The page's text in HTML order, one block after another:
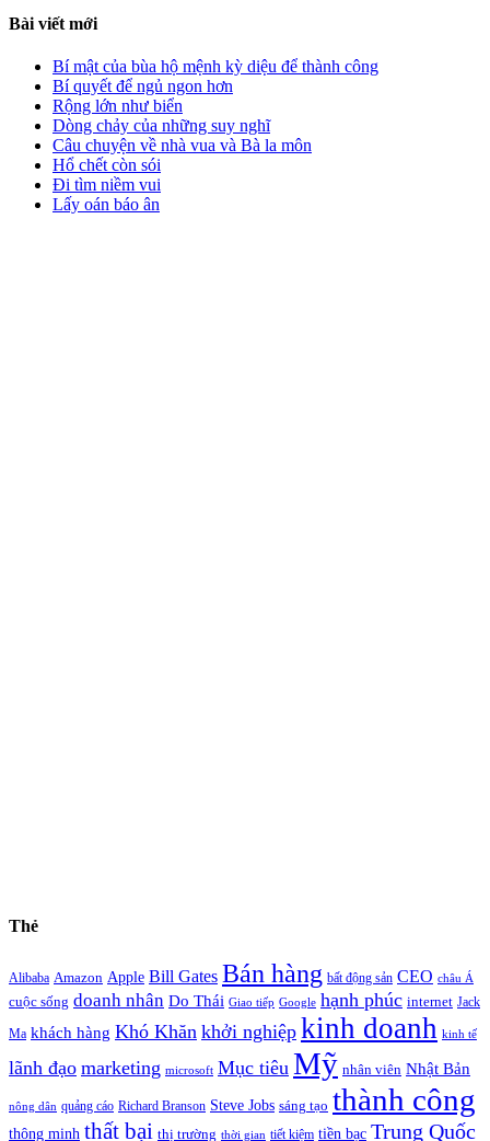
Bài viết mới
Bí mật của bùa hộ mệnh kỳ diệu để thành công
Bí quyết để ngủ ngon hơn
Rộng lớn như biển
Dòng chảy của những suy nghĩ
Câu chuyện về nhà vua và Bà la môn
Hổ chết còn sói
Đi tìm niềm vui
Lấy oán báo ân
Thẻ
Alibaba Amazon Apple Bill Gates Bán hàng bất động sản CEO châu Á
cuộc sống doanh nhân Do Thái Giao tiếp Google hạnh phúc internet Jack
Ma khách hàng Khó Khăn khởi nghiệp kinh doanh kinh tế
lãnh đạo marketing microsoft Mục tiêu Mỹ nhân viên Nhật Bản
nông dân quảng cáo Richard Branson Steve Jobs sáng tạo thành công
thông minh thất bại thị trường thời gian tiết kiệm tiền bạc Trung Quốc